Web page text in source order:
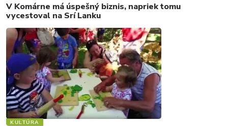
V Komárne má úspešný biznis, napriek tomu
vycestoval na Srí Lanku
KULTÚRA